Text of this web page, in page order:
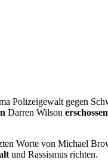
Polizeigewalt gegen
Darren Wilson erschossen
Worte von Michael
und Rassismus richten.